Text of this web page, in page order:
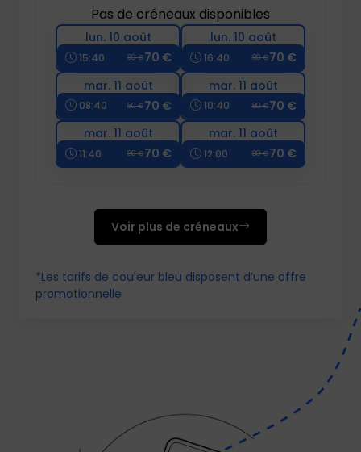
Pas de créneaux disponibles
lun. 10 août
15:40 80 € 70 €
lun. 10 août
16:40 80 € 70 €
mar. 11 août
08:40 80 € 70 €
mar. 11 août
10:40 80 € 70 €
mar. 11 août
11:40 80 € 70 €
mar. 11 août
12:00 80 € 70 €
Voir plus de créneaux
*Les tarifs de couleur bleu disposent d’une offre
promotionnelle